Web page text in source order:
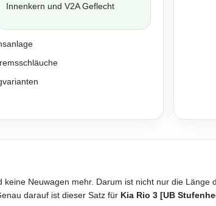
Innenkern und V2A Geflecht
Neuwagen mehr. Darum ist nicht nur die
darauf ist dieser Satz für Kia Rio 3 [UB